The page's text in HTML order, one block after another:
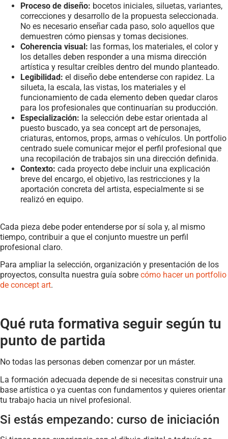
Proceso de diseño: bocetos iniciales, siluetas, variantes,
correcciones y desarrollo de la propuesta seleccionada.
No es necesario enseñar cada paso, solo aquellos que
demuestren cómo piensas y tomas decisiones.
Coherencia visual: las formas, los materiales, el color y
los detalles deben responder a una misma dirección
artística y resultar creíbles dentro del mundo planteado.
Legibilidad: el diseño debe entenderse con rapidez. La
silueta, la escala, las vistas, los materiales y el
funcionamiento de cada elemento deben quedar claros
para los profesionales que continuarían su producción.
Especialización: la selección debe estar orientada al
puesto buscado, ya sea concept art de personajes,
criaturas, entornos, props, armas o vehículos. Un portfolio
centrado suele comunicar mejor el perfil profesional que
una recopilación de trabajos sin una dirección definida.
Contexto: cada proyecto debe incluir una explicación
breve del encargo, el objetivo, las restricciones y la
aportación concreta del artista, especialmente si se
realizó en equipo.
Cada pieza debe poder entenderse por sí sola y, al mismo
tiempo, contribuir a que el conjunto muestre un perfil
profesional claro.
Para ampliar la selección, organización y presentación de los
proyectos, consulta nuestra guía sobre cómo hacer un portfolio
de concept art.
Qué ruta formativa seguir según tu
punto de partida
No todas las personas deben comenzar por un máster.
La formación adecuada depende de si necesitas construir una
base artística o ya cuentas con fundamentos y quieres orientar
tu trabajo hacia un nivel profesional.
Si estás empezando: curso de iniciación